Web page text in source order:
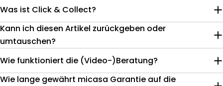
Was ist Click & Collect?
Kann ich diesen Artikel zurückgeben oder
umtauschen?
Wie funktioniert die (Video-)Beratung?
Wie lange gewährt micasa Garantie auf die